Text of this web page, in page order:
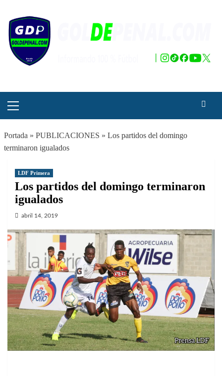
contenido
principal
Portada » PUBLICACIONES » Los partidos del domingo
terminaron igualados
LDF Primera
Los partidos del domingo terminaron
igualados
abril 14, 2019